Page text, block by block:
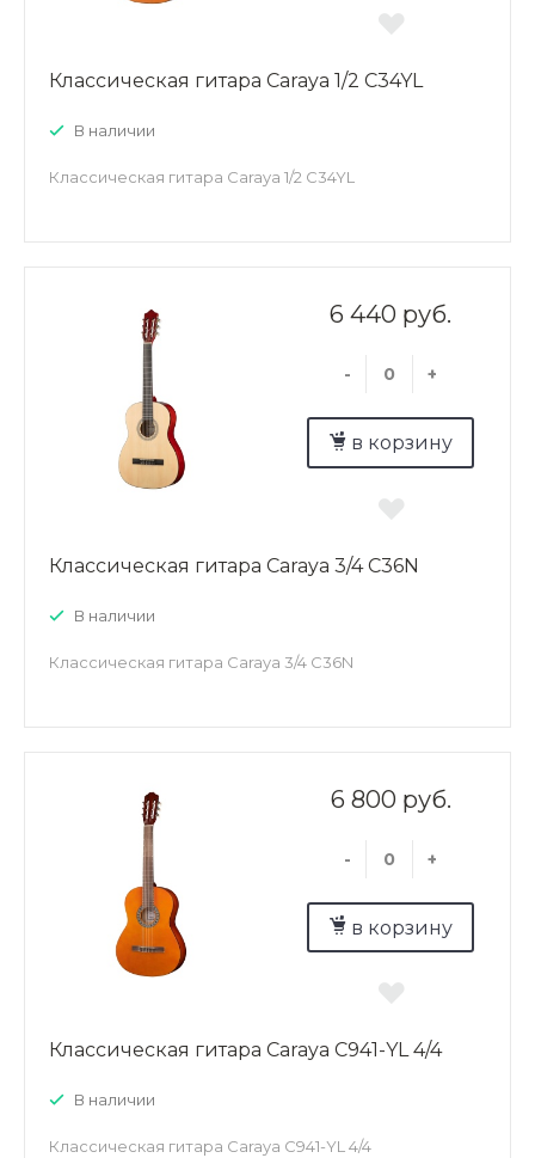
Классическая гитара Caraya 1/2 C34YL
В наличии
Классическая гитара Caraya 1/2 C34YL
6 440 руб.
- +
в корзину
Классическая гитара Caraya 3/4 C36N
В наличии
Классическая гитара Caraya 3/4 C36N
6 800 руб.
- +
в корзину
Классическая гитара Caraya C941-YL 4/4
В наличии
Классическая гитара Caraya C941-YL 4/4